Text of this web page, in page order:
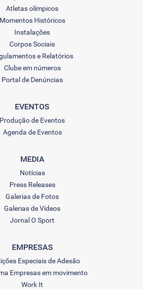
Atletas olímpicos
Momentos Históricos
Instalações
Corpos Sociais
e Relatórios
Clube em números
Portal de Denúncias
EVENTOS
Produção de Eventos
Agenda de Eventos
MEDIA
Notícias
Press Releases
Galerias de Fotos
Galerias de Vídeos
Jornal O Sport
EMPRESAS
Especiais de Adesão
Empresas em movimento
Work It